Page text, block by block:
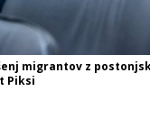
migrantov z
Piksi